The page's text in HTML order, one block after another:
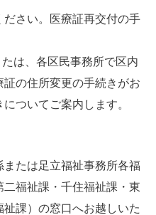
さい。医療証再交付の手
は、各区民事務所で区内
の住所変更の手続きがお
ついてご案内します。
たは足立福祉事務所各福
福祉課・千住福祉課・東
課）の窓口へお越しいた